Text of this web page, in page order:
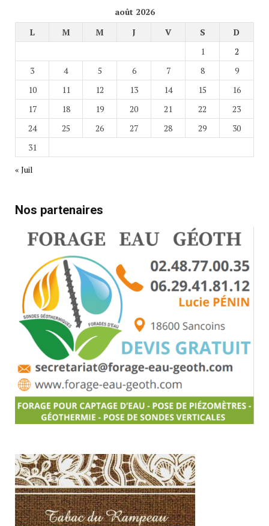
août 2026
L
M M J V S
D
1
2
3
4 5 6 7 8
9
10
11 12 13 14 15
16
17
18 19 20 21 22
23
24
25 26 27 28 29
30
31
« Juil
Nos partenaires